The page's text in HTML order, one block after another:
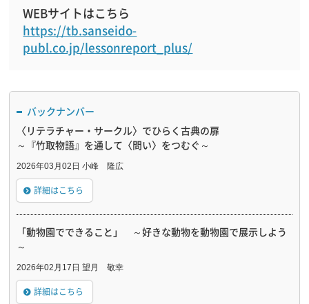
WEBサイトはこちら
https://tb.sanseido-
publ.co.jp/lessonreport_plus/
バックナンバー
〈リテラチャー・サークル〉でひらく古典の扉
～『竹取物語』を通して〈問い〉をつむぐ～
2026年03月02日 小峰 隆広
詳細はこちら
「動物園でできること」 ～好きな動物を動物園で展示しよう
～
2026年02月17日 望月 敬幸
詳細はこちら